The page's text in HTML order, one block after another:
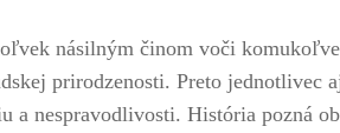
násilným činom voči
prirodzenosti. Preto jednotlivec
a nespravodlivosti. História pozná